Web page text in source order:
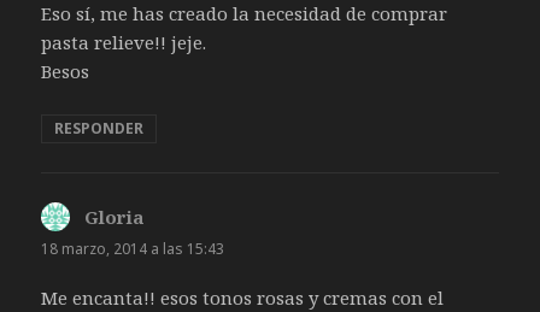
Eso sí, me has creado la necesidad de comprar
pasta relieve!! jeje.
Besos
RESPONDER
Gloria
18 marzo, 2014 a las 15:43
Me encanta!! esos tonos rosas y cremas con el